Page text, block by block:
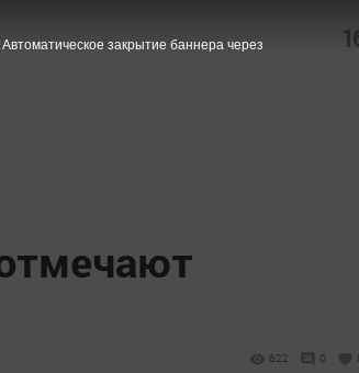
622 0
Автоматическое закрытие баннера через